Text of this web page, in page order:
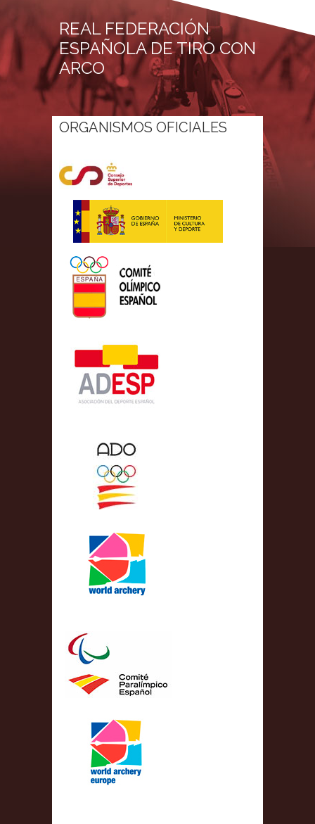
REAL FEDERACIÓN
ESPAÑOLA DE TIRO CON
ARCO
ORGANISMOS OFICIALES